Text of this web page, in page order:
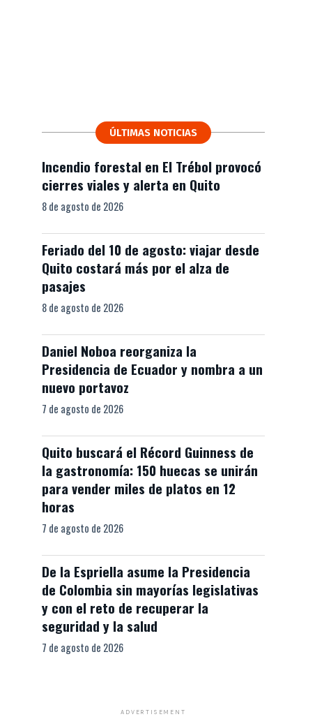
ÚLTIMAS NOTICIAS
Incendio forestal en El Trébol provocó
cierres viales y alerta en Quito
8 de agosto de 2026
Feriado del 10 de agosto: viajar desde
Quito costará más por el alza de
pasajes
8 de agosto de 2026
Daniel Noboa reorganiza la
Presidencia de Ecuador y nombra a un
nuevo portavoz
7 de agosto de 2026
Quito buscará el Récord Guinness de
la gastronomía: 150 huecas se unirán
para vender miles de platos en 12
horas
7 de agosto de 2026
De la Espriella asume la Presidencia
de Colombia sin mayorías legislativas
y con el reto de recuperar la
seguridad y la salud
7 de agosto de 2026
ADVERTISEMENT